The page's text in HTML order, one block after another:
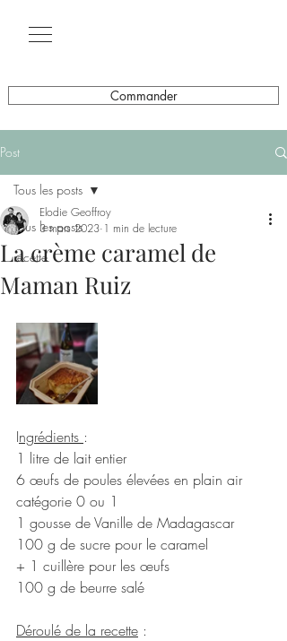
Commander
Post
Tous les posts
recette
Tous les posts
La crème caramel de
Maman Ruiz
Elodie Geoffroy
3 mars 2023 1 min de lecture
Ingrédients :
1 litre de lait entier
6 œufs de poules élevées en plain air
catégorie 0 ou 1
1 gousse de Vanille de Madagascar
100 g de sucre pour le caramel
+ 1 cuillère pour les œufs
100 g de beurre salé
Déroulé de la recette :